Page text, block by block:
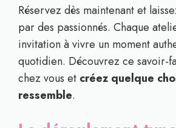
Réservez dès maintenant et
par des passionnés. Chaque
invitation à vivre un moment
quotidien. Découvrez ce savoir-
chez vous et créez quelque
ressemble.